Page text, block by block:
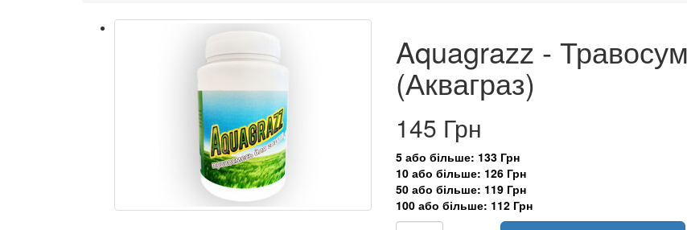
Aquagrazz -
(Акваграз)
145 Грн
5 або більше: 133 Грн
10 або більше: 126 Грн
50 або більше: 119 Грн
100 або більше: 112 Грн